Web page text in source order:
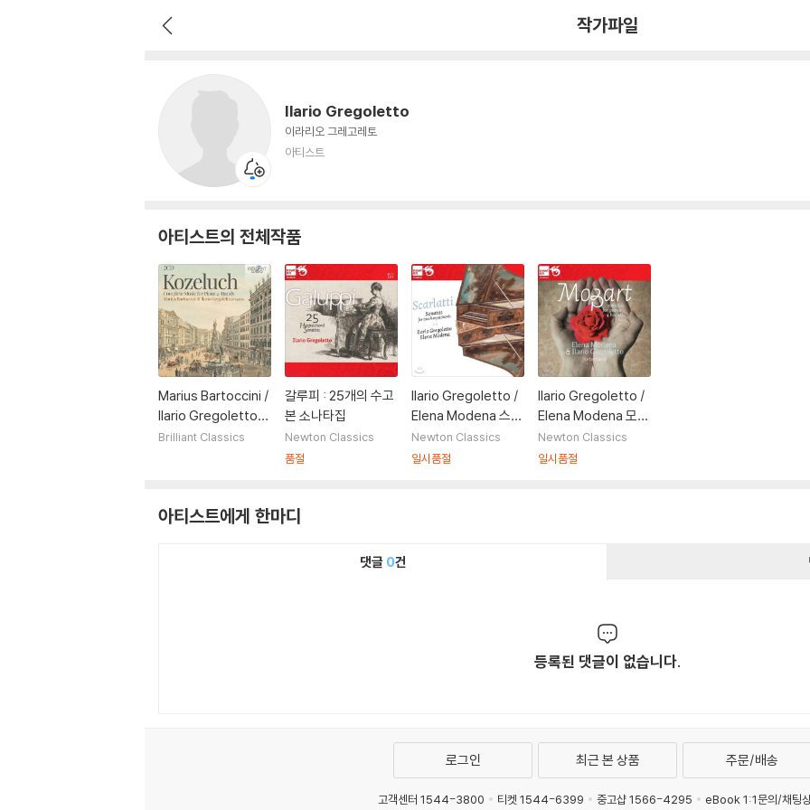
작가파일
Ilario Gregoletto
이라리오 그레고레토
아티스트
아티스트의 전체작품
Marius Bartoccini /
Ilario Gregoletto
코젤루흐: 네 손을 위
no 4 Hands)
Brilliant Classics
갈루피 : 25개의 수고
본 소나타집
Newton Classics
품절
Ilario Gregoletto /
Elena Modena 스카
를라티: 두 대의 하프
시코드를 위한 소나타
Newton Classics
일시품절
Ilario Gregoletto /
Elena Modena 모차
르트 : 네 손을 위한 피
아노 소나타 (Mozar
Newton Classics
일시품절
아티스트에게 한마디
댓글 0건
등록된 댓글이 없습니다.
로그인 최근 본 상품 주문/배송
고객센터 1544-3800 티켓 1544-6399 중고샵 1566-4295 eBook 1:1문의/채팅